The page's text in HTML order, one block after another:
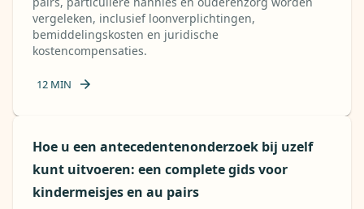
vergeleken, inclusief loonverplichtingen,
bemiddelingskosten en juridische
kostencompensaties.
12 MIN
Hoe u een antecedentenonderzoek bij uzelf
kunt uitvoeren: een complete gids voor
kindermeisjes en au pairs